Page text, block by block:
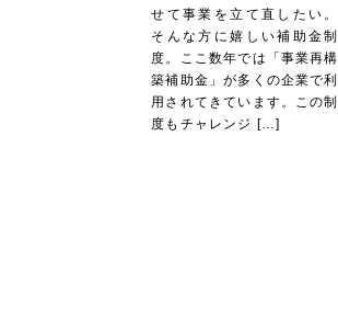
せて事業を立て直したい。
そんな方に嬉しい補助金制
度。ここ数年では「事業再構
築補助金」が多くの企業で利
用されてきています。この制
度もチャレンジ […]